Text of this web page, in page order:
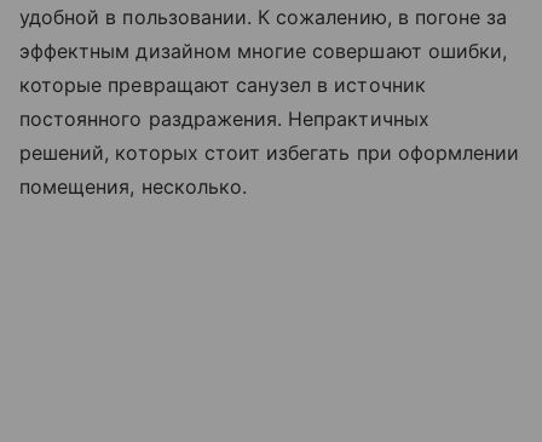
удобной в пользовании. К сожалению, в погоне за
эффектным дизайном многие совершают ошибки,
которые превращают санузел в источник
постоянного раздражения. Непрактичных
решений, которых стоит избегать при оформлении
помещения, несколько.